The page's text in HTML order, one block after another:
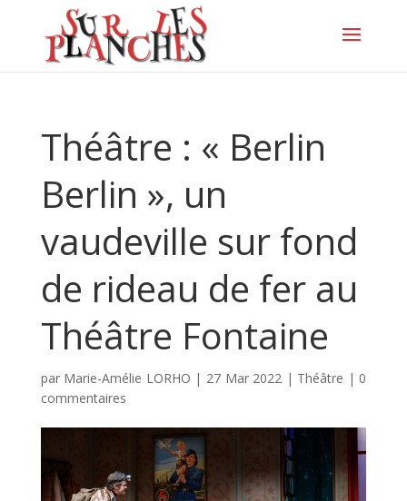
Théâtre : « Berlin
Berlin », un
vaudeville sur fond
de rideau de fer au
Théâtre Fontaine
par Marie-Amélie LORHO | 27 Mar 2022 | Théâtre | 0
commentaires